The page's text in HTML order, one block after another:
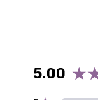
5.00